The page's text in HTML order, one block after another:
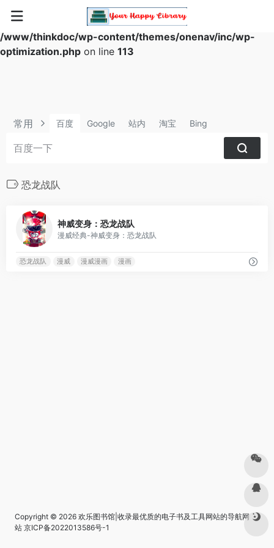
Warning
: Array to string conversion in
/www/thinkdoc/wp-content/themes/onenav/inc/wp-
optimization.php on line 113
常用 百度 Google 站内 淘宝 Bing
恐龙战队
神威变身：恐龙战队
漫威经典-神威变身：恐龙战队
恐龙战队 漫威 漫威漫画 漫画
Copyright © 2026 欢乐图书馆|收录最优质的电子书及工具网站的导航网
站 京ICP备2022013586号-1